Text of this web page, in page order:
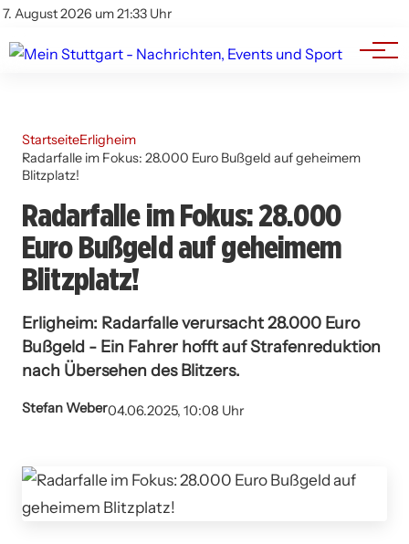
7. August 2026 um 21:33 Uhr
Impressum
Branchenbuch
Werbung
StartseiteErligheim
Radarfalle im Fokus: 28.000 Euro Bußgeld auf geheimem
Blitzplatz!
Radarfalle im Fokus: 28.000
Euro Bußgeld auf geheimem
Blitzplatz!
Erligheim: Radarfalle verursacht 28.000 Euro
Bußgeld - Ein Fahrer hofft auf Strafenreduktion
nach Übersehen des Blitzers.
Stefan Weber04.06.2025, 10:08 Uhr